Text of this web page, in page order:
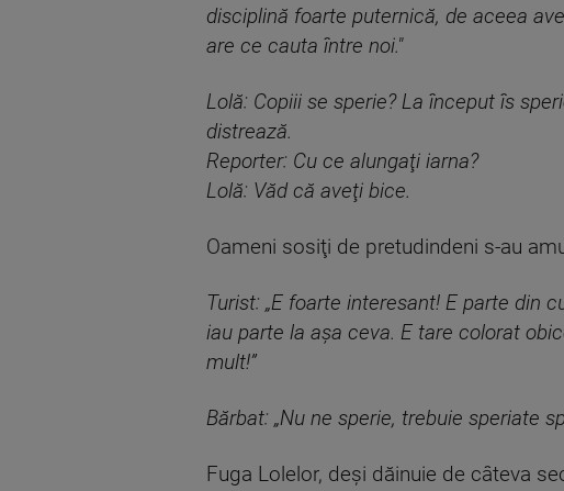
disciplină foarte puternică, de aceea
are ce cauta între noi."
Lolă: Copiii se sperie? La început îs
distrează.
Reporter: Cu ce alungaţi iarna?
Lolă: Văd că aveţi bice.
Oameni sosiţi de pretudindeni s-au
Turist: „E foarte interesant! E parte din
iau parte la aşa ceva. E tare colorat
mult!”
Bărbat: „Nu ne sperie, trebuie speriate
Fuga Lolelor, deşi dăinuie de câteva